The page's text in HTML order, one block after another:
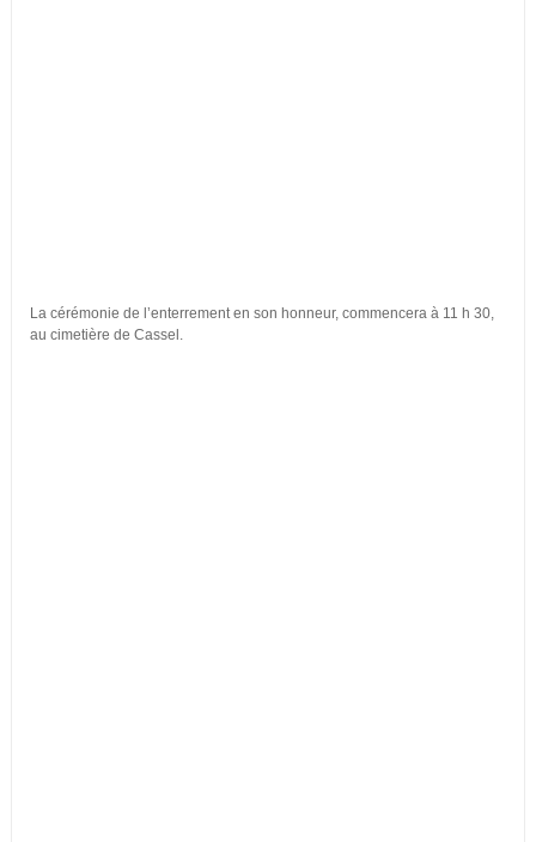
La cérémonie de l’enterrement en son honneur, commencera à 11 h 30,
au cimetière de Cassel.